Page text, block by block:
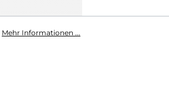
Mehr Informationen ...